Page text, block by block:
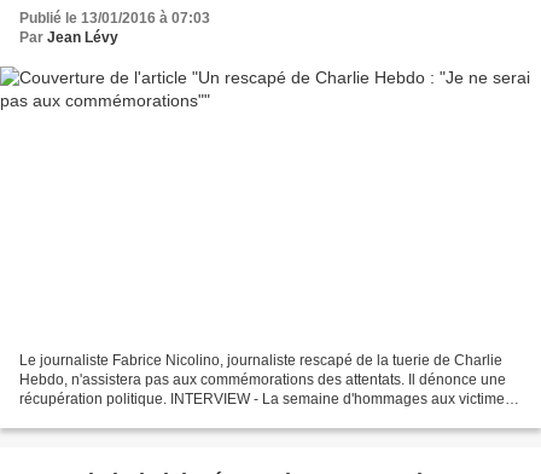
Publié le 13/01/2016 à 07:03
Par Jean Lévy
Le journaliste Fabrice Nicolino, journaliste rescapé de la tuerie de Charlie
Hebdo, n'assistera pas aux commémorations des attentats. Il dénonce une
récupération politique. INTERVIEW - La semaine d'hommages aux victimes